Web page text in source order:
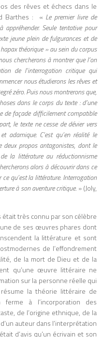
des rêves et échecs dans le
Barthes : « Le premier livre de
Seule tentative pour
jeune plein de fulgurances et de
théorique » au sein du corpus
chercherons à montrer que l’on
de l’interrogation critique qui
nous étudierons les rêves et
zéro. Puis nous montrerons que,
dans le corps du texte : d’une
de façade difficilement compatible
le texte ne cesse de dévier vers
adamique. C’est qu’en réalité le
propos antagonistes, dont le
la littérature au réductionnisme
alors à découvrir dans ce
qu’est la littérature. Interrogation
à son aventure critique. » (Joly,
était très connu par son célèbre
de ses œuvres phares dont
la littérature et sont
de l’effondrement
de la mort de Dieu et de la
qu’une œuvre littéraire ne
sur la personne réelle qui
la théorie littéraire de
ferme à l’incorporation des
de l’origine ethnique, de la
auteur dans l’interprétation
d’avis qu’un écrivain et son
Quentin Fiore) 1970
masse et médias Les médias
l’homme et influencent
la culture et la société ;
et accessible. Laws of
[… Plus …]